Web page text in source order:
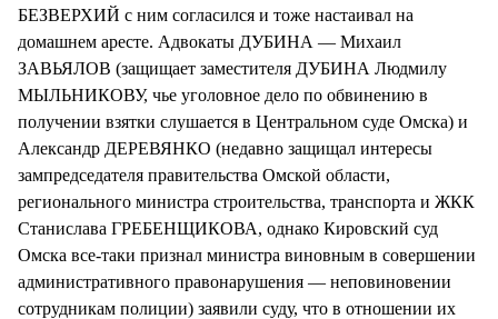
БЕЗВЕРХИЙ с ним согласился и тоже настаивал на
домашнем аресте. Адвокаты ДУБИНА — Михаил
ЗАВЬЯЛОВ (защищает заместителя ДУБИНА Людмилу
МЫЛЬНИКОВУ, чье уголовное дело по обвинению в
получении взятки слушается в Центральном суде Омска) и
Александр ДЕРЕВЯНКО (недавно защищал интересы
зампредседателя правительства Омской области,
регионального министра строительства, транспорта и ЖКК
Станислава ГРЕБЕНЩИКОВА, однако Кировский суд
Омска все-таки признал министра виновным в совершении
административного правонарушения — неповиновении
сотрудникам полиции) заявили суду, что в отношении их